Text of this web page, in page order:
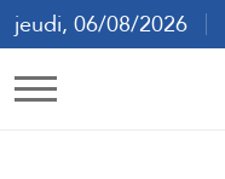
jeudi, 06/08/2026